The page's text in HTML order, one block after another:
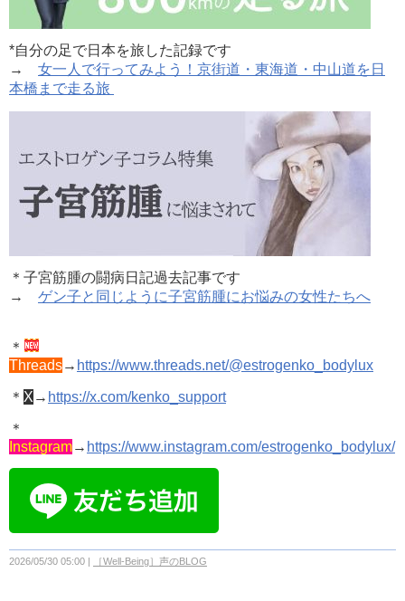
*自分の足で日本を旅した記録です
→ 女一人で行ってみよう！京街道・東海道・中山道を日
本橋まで走る旅
＊子宮筋腫の闘病日記過去記事です
→ ゲン子と同じように子宮筋腫にお悩みの女性たちへ
＊
Threads→ https://www.threads.net/@estrogenko_bodylux
＊ X → https://x.com/kenko_support
＊
Instagram→ https://www.instagram.com/estrogenko_bodylux/
2026/05/30 05:00 ［Well-Being］声のBLOG